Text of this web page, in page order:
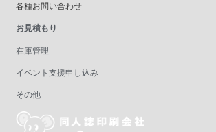
各種お問い合わせ
お見積もり
在庫管理
イベント支援申し込み
その他